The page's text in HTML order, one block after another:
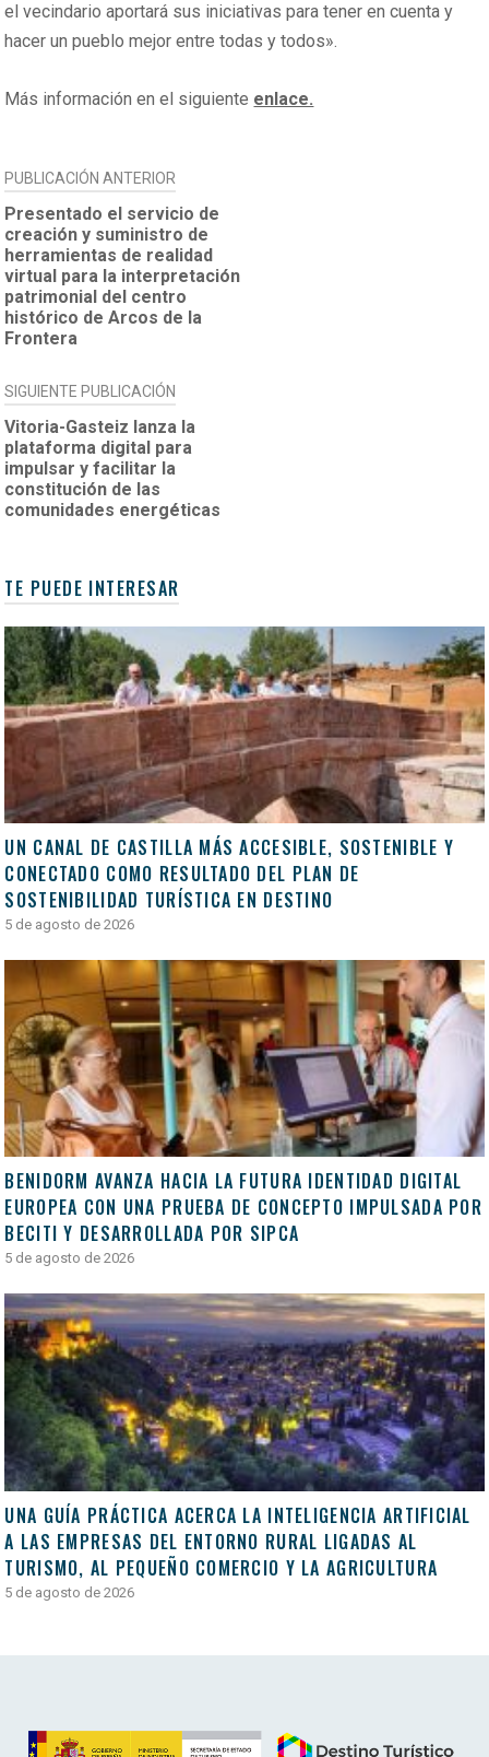
el vecindario aportará sus iniciativas para tener en cuenta y
hacer un pueblo mejor entre todas y todos».
Más información en el siguiente enlace.
NAVEGACIÓN
DE
ENTRADAS
PUBLICACIÓN ANTERIOR
Presentado el servicio de
creación y suministro de
herramientas de realidad
virtual para la interpretación
patrimonial del centro
histórico de Arcos de la
Frontera
SIGUIENTE PUBLICACIÓN
Vitoria-Gasteiz lanza la
plataforma digital para
impulsar y facilitar la
constitución de las
comunidades energéticas
TE PUEDE INTERESAR
UN CANAL DE CASTILLA MÁS ACCESIBLE, SOSTENIBLE Y
CONECTADO COMO RESULTADO DEL PLAN DE
SOSTENIBILIDAD TURÍSTICA EN DESTINO
5 de agosto de 2026
BENIDORM AVANZA HACIA LA FUTURA IDENTIDAD DIGITAL
EUROPEA CON UNA PRUEBA DE CONCEPTO IMPULSADA POR
BECITI Y DESARROLLADA POR SIPCA
5 de agosto de 2026
UNA GUÍA PRÁCTICA ACERCA LA INTELIGENCIA ARTIFICIAL
A LAS EMPRESAS DEL ENTORNO RURAL LIGADAS AL
TURISMO, AL PEQUEÑO COMERCIO Y LA AGRICULTURA
5 de agosto de 2026